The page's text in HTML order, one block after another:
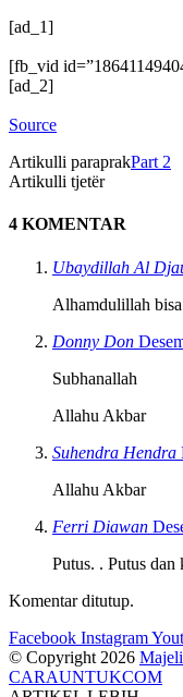
[ad_1]
[fb_vid
[ad_2]
Source
Artikulli paraprakPart 2
Artikulli tjetër
4 KOMENTAR
Ubaydillah Al
Alhamdulillah
Donny Don
Subhanallah
Allahu Akbar
Suhendra Hendra
Allahu Akbar
Ferri Diawan
Putus. . Putus dan
Komentar ditutup.
Facebook Instagram
© Copyright 2026
CARAUNTUKCOM